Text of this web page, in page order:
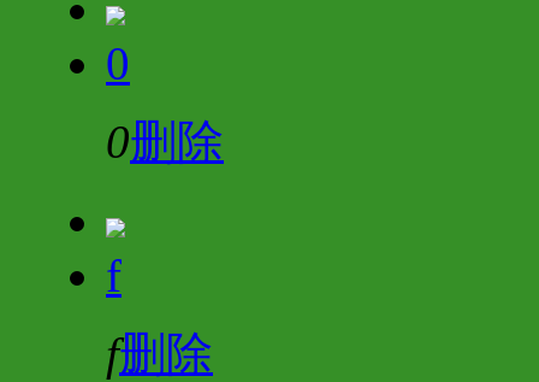
0
0删除
f
f删除